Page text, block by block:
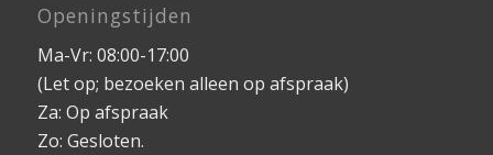
Openingstijden
Ma-Vr: 08:00-17:00
(Let op; bezoeken alleen op afspraak)
Za: Op afspraak
Zo: Gesloten.